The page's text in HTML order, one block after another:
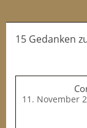
15 Gedanken
11. November